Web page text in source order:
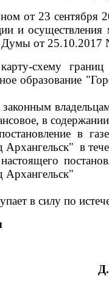
от 23
и
от
схему
образование
в
в
Архангельск" в
Архангельск"
в силу по